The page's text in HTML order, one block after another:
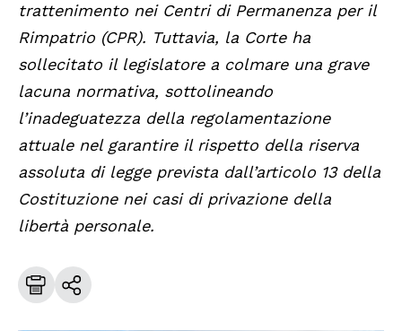
trattenimento nei Centri di Permanenza per il
Rimpatrio (CPR). Tuttavia, la Corte ha
sollecitato il legislatore a colmare una grave
lacuna normativa, sottolineando
l’inadeguatezza della regolamentazione
attuale nel garantire il rispetto della riserva
assoluta di legge prevista dall’articolo 13 della
Costituzione nei casi di privazione della
libertà personale.